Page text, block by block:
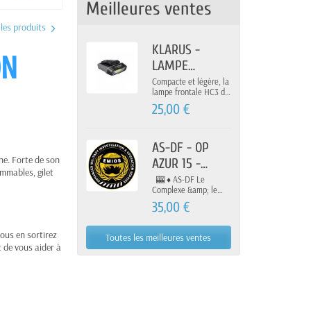
produits
Forte de son
gilet
en sortirez
de vous aider à
Meilleures ventes
KLARUS -
LAMPE
FRONTALE
RECHARGEABLE
HC3
Compacte et légère, la
lampe frontale HC3 de
Klarus vous assure un
grand confort
100 lumens, elle
dispose d'une
autonomie pouvant
aller jusqu'à 36h.
25,00 €
AS-DF - OP
AZUR 15 -
CASINO 3
🎰 ♦️ AS-DF Le
Complexe &amp; le
CSA RMT Airsoft
présentent ♦️ 🎰 🔥 OP
“Rien ne va plus…” Le
Casino Azur rouvre ses
portes… Mais cette
35,00 €
Toutes les meilleures ventes